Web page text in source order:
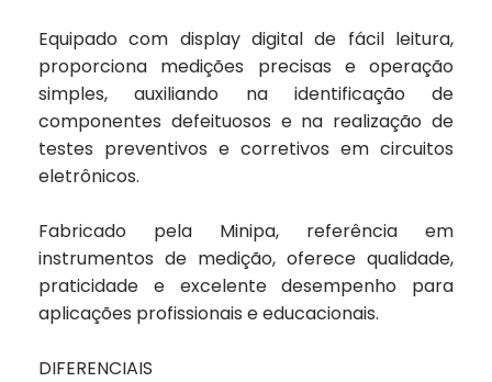
Equipado com display digital de fácil leitura,
proporciona medições precisas e operação
simples, auxiliando na identificação de
componentes defeituosos e na realização de
testes preventivos e corretivos em circuitos
eletrônicos.
Fabricado pela Minipa, referência em
instrumentos de medição, oferece qualidade,
praticidade e excelente desempenho para
aplicações profissionais e educacionais.
DIFERENCIAIS